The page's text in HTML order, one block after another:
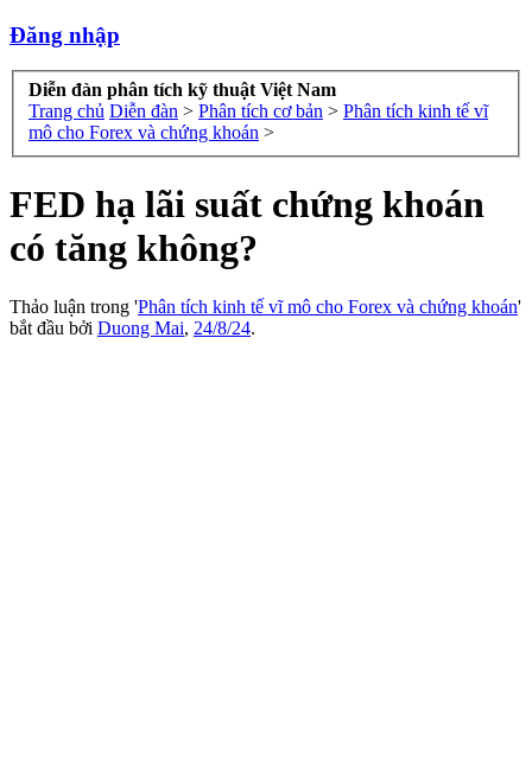
Đăng nhập
Diễn đàn phân tích kỹ thuật Việt Nam
Trang chủ Diễn đàn > Phân tích cơ bản > Phân tích kinh tế vĩ
mô cho Forex và chứng khoán >
FED hạ lãi suất chứng khoán
có tăng không?
Thảo luận trong 'Phân tích kinh tế vĩ mô cho Forex và chứng khoán'
bắt đầu bởi Duong Mai, 24/8/24.